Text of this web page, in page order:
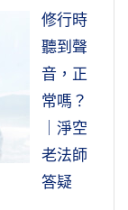
生不出來。
衛生間它有
一個區
看得很明
把它看作男
，各人有各
為什麼大
為是不平
牲物，他帶
，又把牠丟
公那邊去申
昏了，丟到
把他帶到陵
沒有責怪加
，破了我
，現在縮短
了這個話。
她就抗議，
妳要來做佛
要抗議，何
怪的事情，
我們要知
，要多多
回去找人要
『夜夢人以
子架著他，
悟』，就是
自己不對，
自己不對，
他不允許
詣懺
修行時
聽到聲
音，正
常嗎？
｜淨空
老法師
答疑